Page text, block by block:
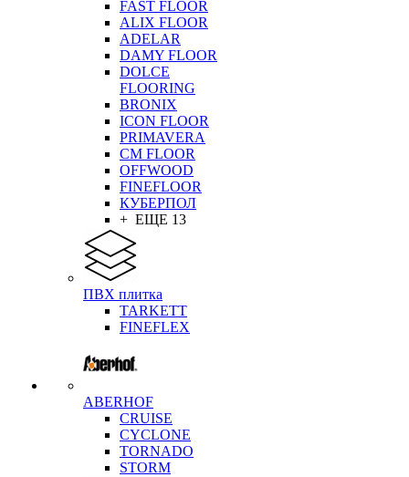
FAST FLOOR
ALIX FLOOR
ADELAR
DAMY FLOOR
DOLCE
FLOORING
BRONIX
ICON FLOOR
PRIMAVERA
CM FLOOR
OFFWOOD
FINEFLOOR
КУБЕРПОЛ
+ ЕЩЕ 13
ПВХ плитка
TARKETT
FINEFLEX
ABERHOF
CRUISE
CYCLONE
TORNADO
STORM